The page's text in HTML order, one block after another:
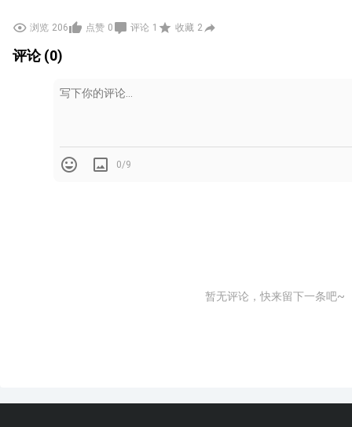
浏览 206 点赞 0 评论 1 收藏 2
评论 (0)
0/9
暂无评论，快来留下一条吧~